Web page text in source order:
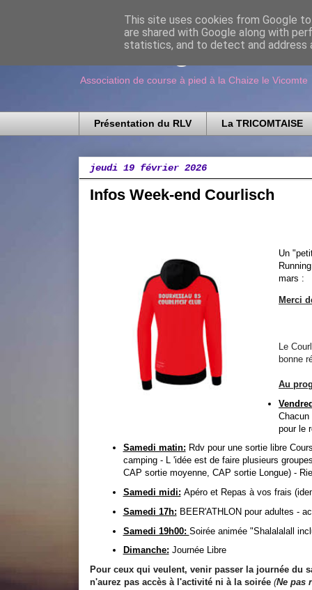
Running Loisir
Association de course à pied à la Chaize le Vicomte
Présentation du RLV La TRICOMTAISE
jeudi 19 février 2026
Infos Week-end Courlisch
Un
mars :
Merci
Le
bonne
Au
pour le
Samedi matin: Rdv pour une sortie libre
camping - L 'idée est de faire plusieurs
CAP sortie moyenne, CAP sortie Longue) -
Samedi midi: Apéro et Repas à vos frais
Samedi 17h: BEER'ATHLON pour adultes -
Samedi 19h00: Soirée animée "Shalalalall
Dimanche: Journée Libre
Pour ceux qui veulent, venir passer la journée du
n'aurez pas accès à l'activité ni à la soirée (Ne pas
This site uses cookies from Google
are shared with Google along with
statistics, and to detect and address